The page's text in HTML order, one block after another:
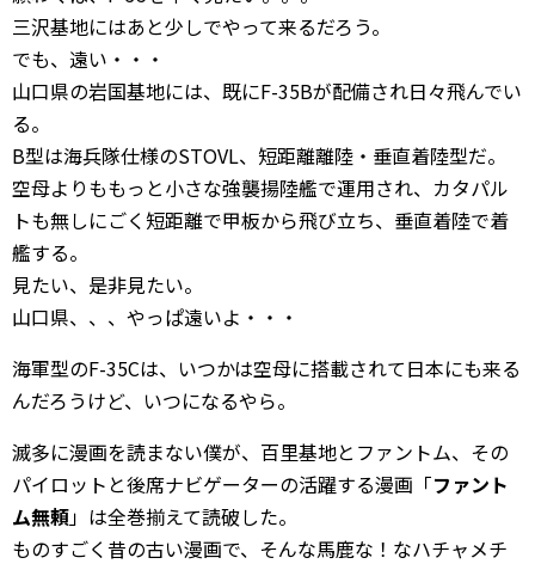
三沢基地にはあと少しでやって来るだろう。
でも、遠い・・・
山口県の岩国基地には、既にF-35Bが配備され日々飛んでい
る。
B型は海兵隊仕様のSTOVL、短距離離陸・垂直着陸型だ。
空母よりももっと小さな強襲揚陸艦で運用され、カタパル
トも無しにごく短距離で甲板から飛び立ち、垂直着陸で着
艦する。
見たい、是非見たい。
山口県、、、やっぱ遠いよ・・・
海軍型のF-35Cは、いつかは空母に搭載されて日本にも来る
んだろうけど、いつになるやら。
滅多に漫画を読まない僕が、百里基地とファントム、その
パイロットと後席ナビゲーターの活躍する漫画「ファント
ム無頼」は全巻揃えて読破した。
ものすごく昔の古い漫画で、そんな馬鹿な！なハチャメチ